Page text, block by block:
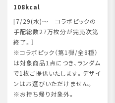
108kcal
[7/29(水)～ コラボピックの
手配総数27万枚分が完売次第
終了。］
※コラボピック（第1弾/全8種）
は対象商品1点につき、ランダム
で1枚ご提供いたします。デザイ
ンはお選びいただけません。
※お持ち帰り対象外。